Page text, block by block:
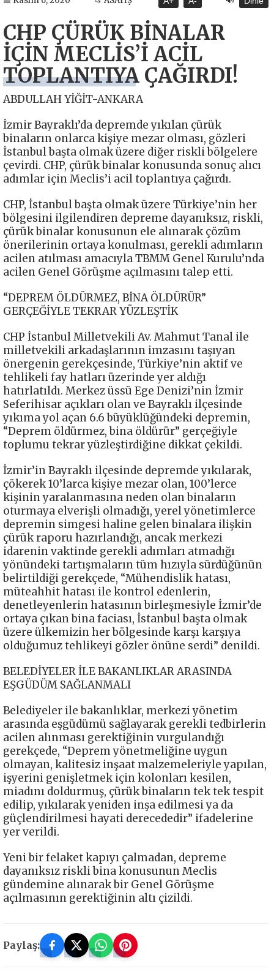
CHP ÇÜRÜK BİNALAR
İÇİN MECLİS’İ ACİL
TOPLANTIYA ÇAĞIRDI!
ABDULLAH YİĞİT-ANKARA
İzmir Bayraklı’da depremde yıkılan çürük
binaların onlarca kişiye mezar olması, gözleri
İstanbul başta olmak üzere diğer riskli bölgelere
çevirdi. CHP, çürük binalar konusunda sonuç alıcı
adımlar için Meclis’i acil toplantıya çağırdı.
CHP, İstanbul başta olmak üzere Türkiye’nin her
bölgesini ilgilendiren depreme dayanıksız, riskli,
çürük binalar konusunun ele alınarak çözüm
önerilerinin ortaya konulması, gerekli adımların
acilen atılması amacıyla TBMM Genel Kurulu’nda
acilen Genel Görüşme açılmasını talep etti.
“DEPREM ÖLDÜRMEZ, BİNA ÖLDÜRÜR”
GERÇEĞİYLE TEKRAR YÜZLEŞTİK
CHP İstanbul Milletvekili Av. Mahmut Tanal ile
milletvekili arkadaşlarının imzasını taşıyan
önergenin gerekçesinde, Türkiye’nin aktif ve
tehlikeli fay hatları üzerinde yer aldığı
hatırlatıldı. Merkez üssü Ege Denizi’nin İzmir
Seferihisar açıkları olan ve Bayraklı ilçesinde
yıkıma yol açan 6.6 büyüklüğündeki depremin,
“Deprem öldürmez, bina öldürür” gerçeğiyle
toplumu tekrar yüzleştirdiğine dikkat çekildi.
İzmir’in Bayraklı ilçesinde depremde yıkılarak,
çökerek 10’larca kişiye mezar olan, 100’lerce
kişinin yaralanmasına neden olan binaların
oturmaya elverişli olmadığı, yerel yönetimlerce
depremin simgesi haline gelen binalara ilişkin
çürük raporu hazırlandığı, ancak merkezi
idarenin vaktinde gerekli adımları atmadığı
yönündeki tartışmaların tüm hızıyla sürdüğünün
belirtildiği gerekçede, “Mühendislik hatası,
müteahhit hatası ile kontrol edenlerin,
denetleyenlerin hatasının birleşmesiyle İzmir’de
ortaya çıkan bina faciası, İstanbul başta olmak
üzere ülkemizin her bölgesinde karşı karşıya
olduğumuz tehlikeyi gözler önüne serdi” denildi.
BELEDİYELER İLE BAKANLIKLAR ARASINDA
EŞGÜDÜM SAĞLANMALI
Belediyeler ile bakanlıklar, merkezi yönetim
arasında eşgüdümü sağlayarak gerekli tedbirlerin
acilen alınması gerektiğinin vurgulandığı
gerekçede, “Deprem yönetmeliğine uygun
olmayan, kalitesiz inşaat malzemeleriyle yapılan,
işyerini genişletmek için kolonları kesilen,
miadını doldurmuş, çürük binaların tek tek tespit
edilip, yıkılarak yeniden inşa edilmesi ya da
güçlendirilmesi hayati derecededir” ifadelerine
yer verildi.
Yeni bir felaket kapıyı çalmadan, depreme
dayanıksız riskli bina konusunun Meclis
gündemine alınarak bir Genel Görüşme
açılmasının gerektiğinin altı çizildi.
Paylaş: